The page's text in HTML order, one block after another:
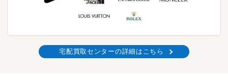
宅配買取センターの詳細はこちら